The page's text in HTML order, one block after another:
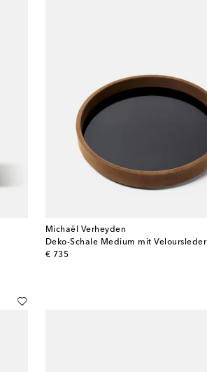
Michaël Verheyden
Deko-Schale Medium mit Veloursleder
€ 735
original price